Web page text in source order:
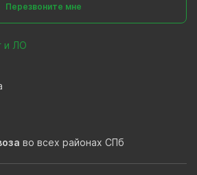
Перезвоните мне
и ЛО
во всех районах СПб